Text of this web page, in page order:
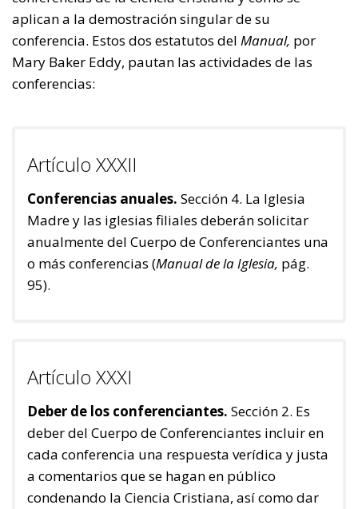
aplican a la demostración singular de su
conferencia. Estos dos estatutos del Manual, por
Mary Baker Eddy, pautan las actividades de las
conferencias:
Artículo XXXII
Conferencias anuales. Sección 4. La Iglesia
Madre y las iglesias filiales deberán solicitar
anualmente del Cuerpo de Conferenciantes una
o más conferencias (Manual de la Iglesia, pág.
95).
Artículo XXXI
Deber de los conferenciantes. Sección 2. Es
deber del Cuerpo de Conferenciantes incluir en
cada conferencia una respuesta verídica y justa
a comentarios que se hagan en público
condenando la Ciencia Cristiana, así como dar